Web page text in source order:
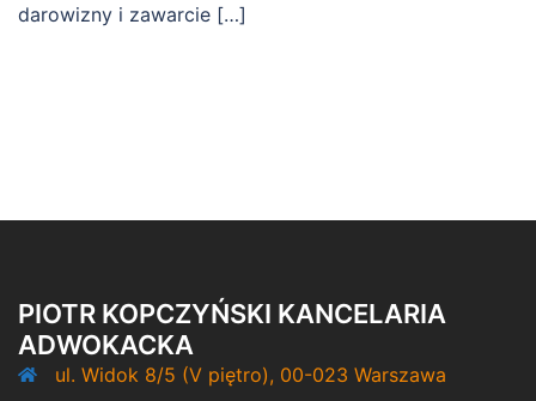
darowizny i zawarcie […]
PIOTR KOPCZYŃSKI KANCELARIA
ADWOKACKA
ul. Widok 8/5 (V piętro), 00-023 Warszawa